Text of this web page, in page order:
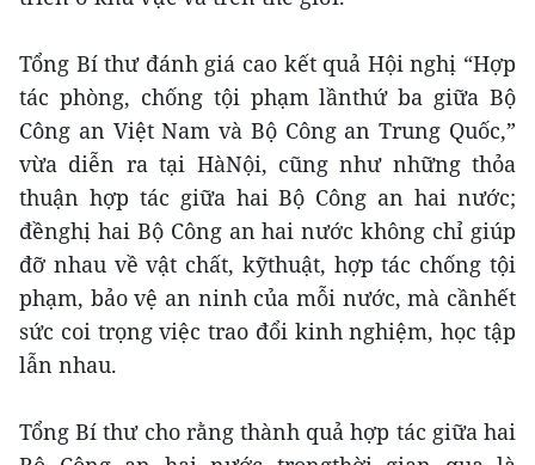
Tổng Bí thư đánh giá cao kết quả Hội nghị “Hợp
tác phòng, chống tội phạm lầnthứ ba giữa Bộ
Công an Việt Nam và Bộ Công an Trung Quốc,”
vừa diễn ra tại HàNội, cũng như những thỏa
thuận hợp tác giữa hai Bộ Công an hai nước;
đềnghị hai Bộ Công an hai nước không chỉ giúp
đỡ nhau về vật chất, kỹthuật, hợp tác chống tội
phạm, bảo vệ an ninh của mỗi nước, mà cầnhết
sức coi trọng việc trao đổi kinh nghiệm, học tập
lẫn nhau.
Tổng Bí thư cho rằng thành quả hợp tác giữa hai